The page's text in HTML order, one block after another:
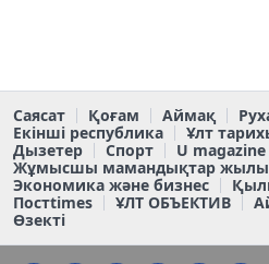
Саясат Қоғам Аймақ
Екінші республика
Ұлт
Дызетер
Спорт U magazine
Жұмысшы мамандықтар
Экономика және бизнес
Постtimes
ҰЛТ ОБЪЕКТИВ
Өзекті